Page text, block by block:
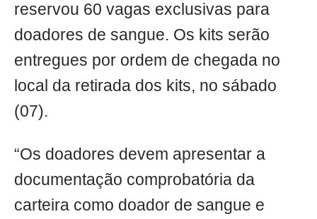
reservou 60 vagas exclusivas para
doadores de sangue. Os kits serão
entregues por ordem de chegada no
local da retirada dos kits, no sábado
(07).
“Os doadores devem apresentar a
documentação comprobatória da
carteira como doador de sangue e